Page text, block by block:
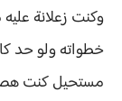
وكنت زعلانة
خطواته ولو حد
مستحيل كنت